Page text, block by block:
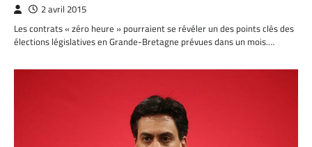
2 avril 2015
Les contrats « zéro heure » pourraient se révéler un des points clés des
élections législatives en Grande-Bretagne prévues dans un mois.…